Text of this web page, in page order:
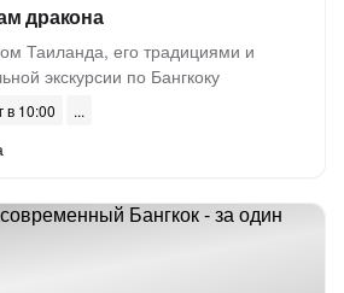
дракона
Таиланда, его традициями и
экскурсии по Бангкоку
в 10:00